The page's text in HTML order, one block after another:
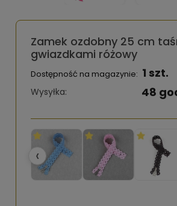
Zamek ozdobny 25 cm
gwiazdkami różowy
Dostępność na magazynie: 1 szt.
Wysyłka: 48
‹